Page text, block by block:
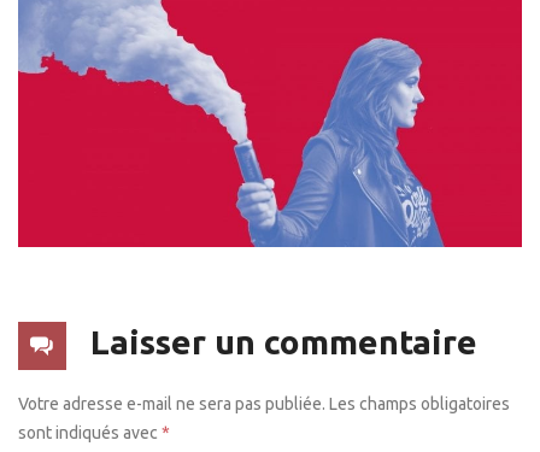
Laisser un commentaire
Votre adresse e-mail ne sera pas publiée. Les champs obligatoires
sont indiqués avec *